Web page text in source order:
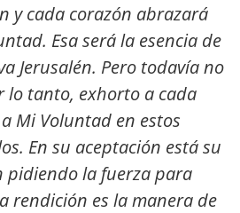
y cada corazón abrazará
Esa será la esencia de
Jerusalén. Pero todavía no
lo tanto, exhorto a cada
Mi Voluntad en estos
En su aceptación está su
pidiendo la fuerza para
rendición es la manera de